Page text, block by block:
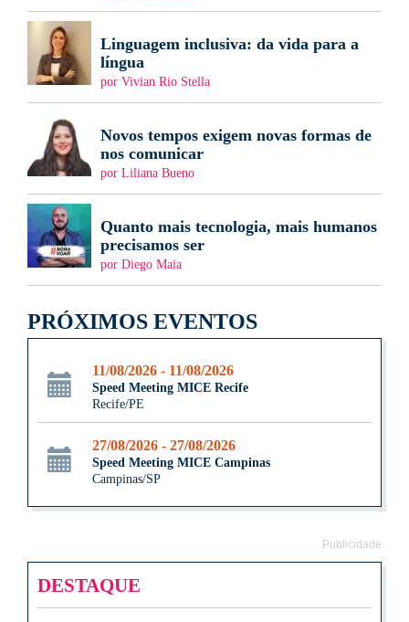
Linguagem inclusiva: da vida para a
língua
por Vivian Rio Stella
Novos tempos exigem novas formas de
nos comunicar
por Liliana Bueno
Quanto mais tecnologia, mais humanos
precisamos ser
por Diego Maia
PRÓXIMOS EVENTOS
11/08/2026 - 11/08/2026
Speed Meeting MICE Recife
Recife/PE
27/08/2026 - 27/08/2026
Speed Meeting MICE Campinas
Campinas/SP
Publicidade
DESTAQUE